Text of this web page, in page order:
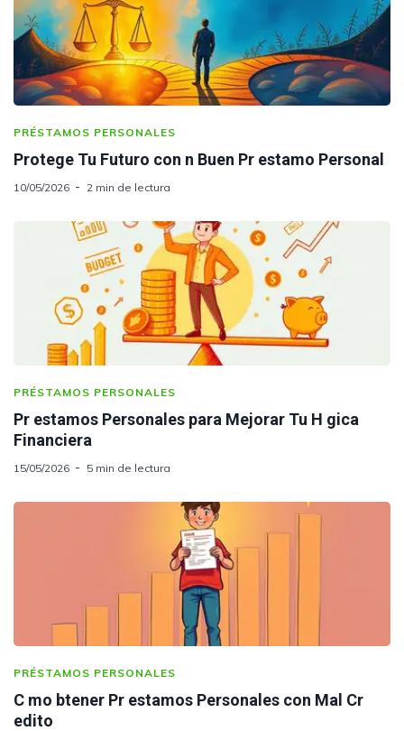
PRÉSTAMOS PERSONALES
Protege Tu Futuro con n Buen Pr estamo Personal
10/05/2026 2 min de lectura
PRÉSTAMOS PERSONALES
Pr estamos Personales para Mejorar Tu H gica
Financiera
15/05/2026 5 min de lectura
PRÉSTAMOS PERSONALES
C mo btener Pr estamos Personales con Mal Cr
edito